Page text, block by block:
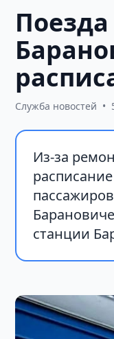
Служба новостей •
Из-за
станции